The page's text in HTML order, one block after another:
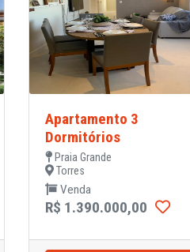
Apartamento 3
Dormitórios
Praia Grande
Torres
Venda
R$ 1.390.000,00